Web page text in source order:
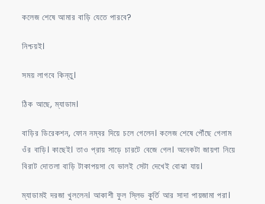
কলেজ শেষে আমার বাড়ি যেতে পারবে?
নিশ্চয়ই।
সময় লাগবে কিন্তু।
ঠিক আছে, ম্যাডাম।
বাড়ির ডিরেকশন, ফোন নম্বর দিয়ে চলে গেলেন। কলেজ শেষে পৌঁছে গেলাম
ওঁর বাড়ি। কাছেই। তাও প্রায় সাড়ে চারটে বেজে গেল। অনেকটা জায়গা নিয়ে
বিরাট দোতলা বাড়ি টাকাপয়সা যে ভালই সেটা দেখেই বোঝা যায়।
ম্যাডামই দরজা খুললেন। আকাশী ফুল স্লিভ কুর্তি আর সাদা পায়জামা পরা।